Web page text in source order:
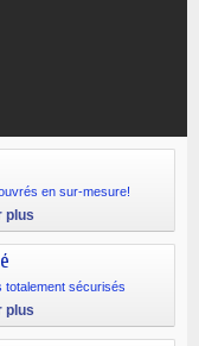
en sur-mesure!
plus
totalement sécurisés
plus